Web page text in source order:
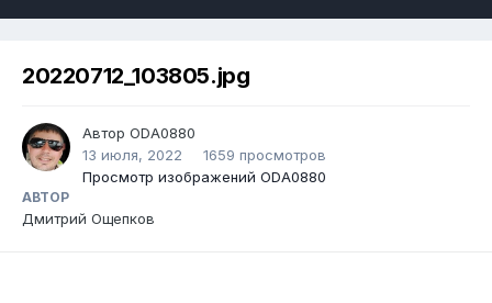
20220712_103805.jpg
Автор ODA0880
13 июля, 2022
1659 просмотров
Просмотр изображений ODA0880
АВТОР
Дмитрий Ощепков